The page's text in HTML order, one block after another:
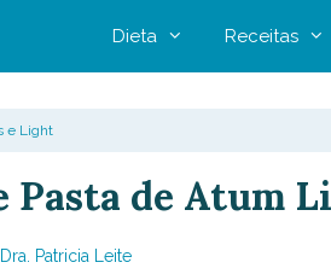
Dieta Receitas
e Light
Pasta de Atum
Dra. Patricia Leite